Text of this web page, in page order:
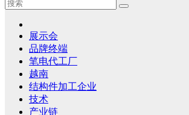
展示会
品牌终端
笔电代工厂
越南
结构件加工企业
技术
产业链